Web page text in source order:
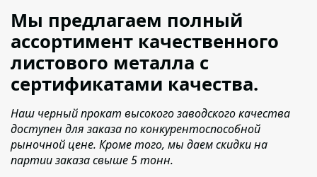
Мы предлагаем полный
ассортимент качественного
листового металла с
сертификатами качества.
Наш черный прокат высокого заводского качества
доступен для заказа по конкурентоспособной
рыночной цене. Кроме того, мы даем скидки на
партии заказа свыше 5 тонн.